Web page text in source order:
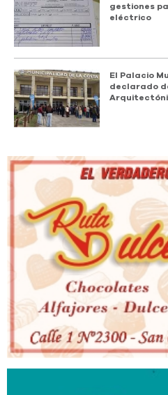
gestiones
eléctrico
El Palacio
declarado